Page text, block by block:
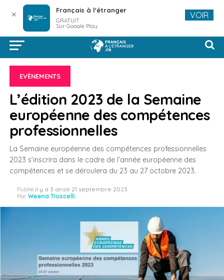
EVÈNEMENTS
L’édition 2023 de la Semaine
européenne des compétences
professionnelles
La Semaine européenne des compétences professionnelles
2023 s’inscrira dans le cadre de l’année européenne des
compétences et se déroulera du 23 au 27 octobre 2023.
Publié il y a 3 ansle 21 septembre 2023
Par Weena Truscelli
✕ Français à l'étranger
GRATUIT
Sur Google Play
VOIR